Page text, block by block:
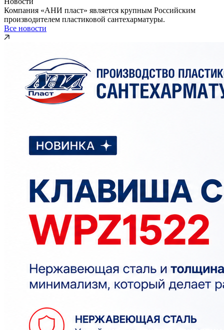
Компания «АНИ пласт» является крупным Российским
производителем пластиковой сантехарматуры.
Все новости